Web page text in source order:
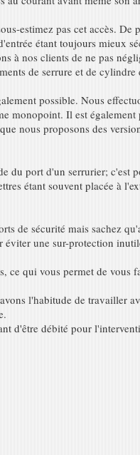
estimez pas cet accès.
étant toujours mieux
à nos clients de ne pas
de serrure et de
possible. Nous
monopoint. Il est
nous proposons des
du port d'un serrurier; c'est
étant souvent placée à
de sécurité mais sachez
éviter une sur-protection
ce qui vous permet de
l'habitude de travailler
d'être débité pour